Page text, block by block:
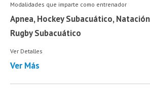
Modalidades que imparte como entrenador
Apnea, Hockey Subacuático,
Rugby Subacuático
Ver Detalles
Ver Más